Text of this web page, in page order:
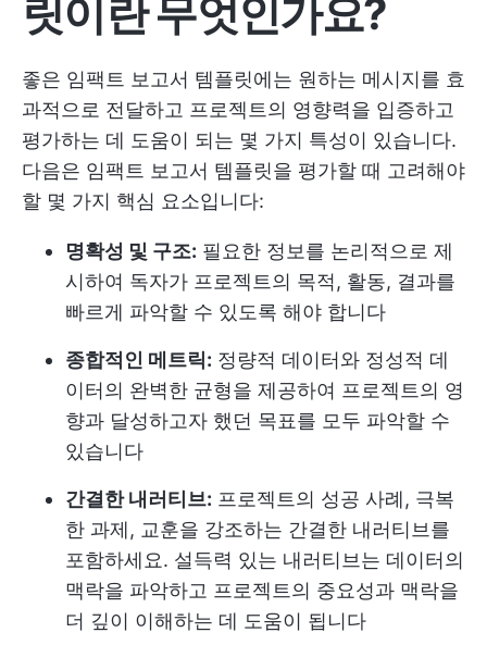
릿이란 무엇인가요?
좋은 임팩트 보고서 템플릿에는 원하는 메시지를 효
과적으로 전달하고 프로젝트의 영향력을 입증하고
평가하는 데 도움이 되는 몇 가지 특성이 있습니다.
다음은 임팩트 보고서 템플릿을 평가할 때 고려해야
할 몇 가지 핵심 요소입니다:
명확성 및 구조: 필요한 정보를 논리적으로 제
시하여 독자가 프로젝트의 목적, 활동, 결과를
빠르게 파악할 수 있도록 해야 합니다
종합적인 메트릭: 정량적 데이터와 정성적 데
이터의 완벽한 균형을 제공하여 프로젝트의 영
향과 달성하고자 했던 목표를 모두 파악할 수
있습니다
간결한 내러티브: 프로젝트의 성공 사례, 극복
한 과제, 교훈을 강조하는 간결한 내러티브를
포함하세요. 설득력 있는 내러티브는 데이터의
맥락을 파악하고 프로젝트의 중요성과 맥락을
더 깊이 이해하는 데 도움이 됩니다